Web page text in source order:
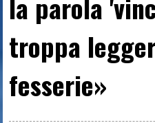
troppa
fesserie»